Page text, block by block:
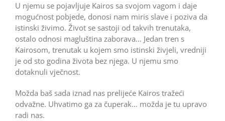
U njemu se pojavljuje Kairos sa svojom vagom i daje
mogućnost pobjede, donosi nam miris slave i poziva da
istinski živimo. Život se sastoji od takvih trenutaka,
ostalo odnosi magluština zaborava… Jedan tren s
Kairosom, trenutak u kojem smo istinski živjeli, vredniji
je od sto godina života bez njega. U njemu smo
dotaknuli vječnost.
Možda baš sada iznad nas prelijeće Kairos tražeći
odvažne. Uhvatimo ga za čuperak… možda je tu upravo
radi nas.